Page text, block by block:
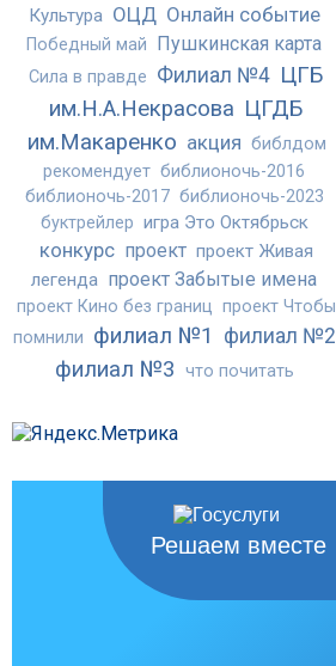
Культура ОЦД Онлайн событие
Победный май Пушкинская карта
Сила в правде Филиал №4 ЦГБ
им.Н.А.Некрасова ЦГДБ
им.Макаренко акция библдом
рекомендует библионочь-2016
библионочь-2017 библионочь-2023
буктрейлер игра Это Октябрьск
конкурс проект проект Живая
легенда проект Забытые имена
проект Кино без границ проект Чтобы
помнили филиал №1 филиал №2
филиал №3 что почитать
Решаем вместе